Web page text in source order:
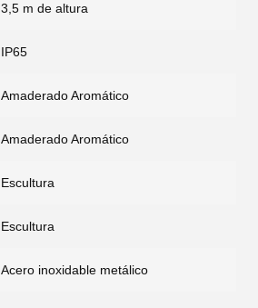
3,5 m de altura
IP65
Amaderado Aromático
Amaderado Aromático
Escultura
Escultura
Acero inoxidable metálico